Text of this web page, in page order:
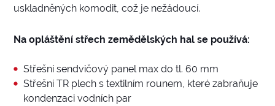
uskladněných komodit, což je nežádoucí.
Na opláštění střech zemědělských hal se používá:
Střešní sendvičový panel max do tl. 60 mm
Střešní TR plech s textilním rounem, které zabraňuje
kondenzaci vodních par